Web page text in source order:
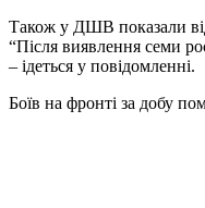
Також у ДШВ показали
“Після виявлення семи
– ідеться у повідомленні.
Боїв на фронті за добу